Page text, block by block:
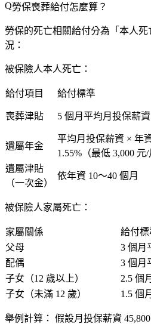
勞保喪葬給付怎麼算？
勞保的死亡相關給付分為「本人
況：
被保險人本人死亡：
給付項目 給付標準
喪葬津貼 5 個月平均月投保薪資
遺屬年金
平均月投保薪資 × 年
1.55%（最低 3,000 元/
遺屬津貼
（一次金）
依年資 10～40 個月
被保險人家屬死亡：
家屬關係
給付標
父母
3 個月
配偶
3 個月
子女（12 歲以上）
2.5 個
子女（未滿 12 歲）
1.5 個
舉例計算： 假設月投保薪資